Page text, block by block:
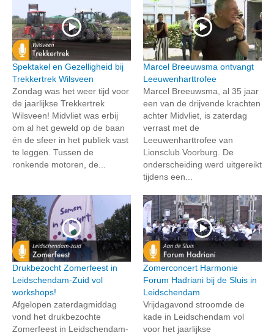
Spektakel en Gezelligheid bij
Trekkertrek Wilsveen
Zondag was het weer tijd voor
de jaarlijkse Trekkertrek
Wilsveen! Midvliet was erbij
om al het geweld op de baan
én de sfeer in het publiek vast
te leggen. Tussen de
ronkende motoren, de...
Marcel Breeuwsma ontvangt
Leeuwenharttrofee
Marcel Breeuwsma, al 35 jaar
een van de drijvende krachten
achter Midvliet, is zaterdag
verrast met de
Leeuwenharttrofee van
Lionsclub Voorburg. De
onderscheiding werd uitgereikt
tijdens een...
Drukbezocht Zomerfeest in
Leidschendam-Zuid vol
workshops!
Afgelopen zaterdagmiddag
vond het drukbezochte
Zomerfeest in Leidschendam-
Zomerconcert Harmonie
Forum Hadriani bij de Sluis in
Leidschendam
Vrijdagavond stroomde de
kade in Leidschendam vol
voor het jaarlijkse